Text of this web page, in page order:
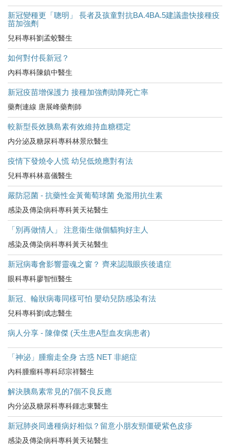
新冠變種更「聰明」 長者及孩童對抗BA.4BA.5建議盡快接種疫
苗加強劑
兒科專科劉孟蛟醫生
如何對付長新冠？
內科專科陳鎮中醫生
新冠疫苗增保護力 接種加強劑助降死亡率
藥劑連線 唐展峰藥劑師
較新型長效胰島素有效維持血糖穩定
内分泌及糖尿科專科林景欣醫生
疫情下發燒令人慌 幼兒低燒應對有法
兒科專科林嘉儀醫生
嚴防惡菌 - 抗藥性金黃葡萄球菌 免濫用抗生素
感染及傳染病科專科黃天祐醫生
「別再做情人」 注意衞生做個貓狗好主人
感染及傳染病科專科黃天祐醫生
新冠病毒會影響靈魂之窗？ 齊來認識眼疾後遺症
眼科專科廖智恒醫生
新冠、輪狀病毒同樣可怕 嬰幼兒防感染有法
兒科專科劉成志醫生
病人分享 - 陳偉傑 (天生患A型血友病患者)
「神泌」腫瘤走全身 古惑 NET 非絕症
內科腫瘤科專科邱宗祥醫生
解決胰島素常見的7個不良反應
内分泌及糖尿科專科鍾志東醫生
新冠肺炎同邊種病好相似？留意小朋友頸僵硬紫色皮疹
感染及傳染病科專科黃天祐醫生